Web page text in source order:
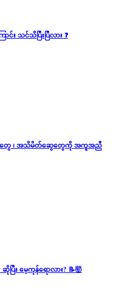
ာင်း သင်သိပြီးပြီလား ❓
ာတွေ ၊ အသိမိတ်ဆွေတွေကို အကူအညီ
ြီး မေ့ကုန်ရောလား? 📝🤯